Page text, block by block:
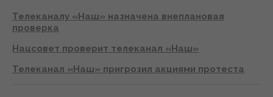
Телеканалу «Наш» назначена внеплановая
проверка
Нацсовет проверит телеканал «Наш»
Телеканал «Наш» пригрозил акциями протеста